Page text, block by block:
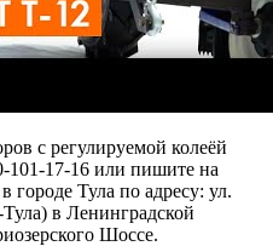
с регулируемой колеёй
101-17-16 или пишите на
городе Тула по адресу: ул.
в Ленинградской
Шоссе.